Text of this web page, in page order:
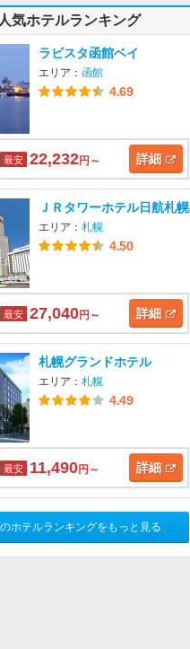
気ホテルランキング
ラビスタ函館ベイ
エリア： 函館
4.69
最安 22,232円～ 詳細
ＪＲタワーホテル日航札幌
エリア： 札幌
4.50
最安 27,040円～ 詳細
札幌グランドホテル
エリア： 札幌
4.49
最安 11,490円～ 詳細
ホテルランキングをもっと見る